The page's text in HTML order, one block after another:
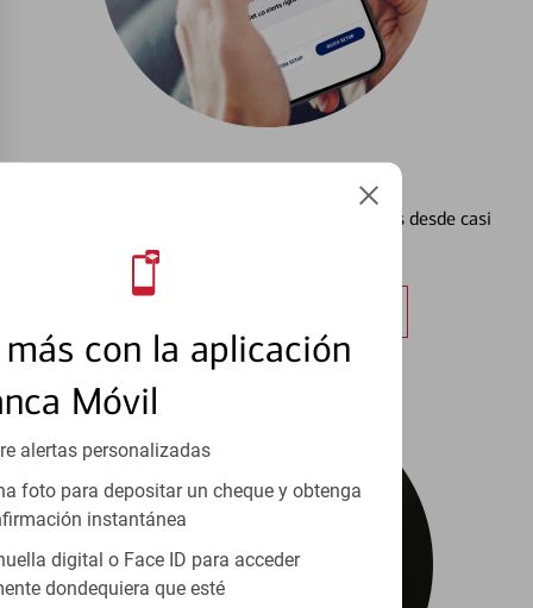
con la aplicación
Móvil
alertas personalizadas
foto para depositar un cheque y obtenga
instantánea
digital o Face ID para acceder
dondequiera que esté
Configurar Alertas³
Vea cómo mantener el control de sus finanzas desde casi